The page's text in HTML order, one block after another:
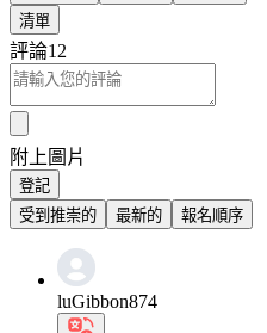
清單
評論12
附上圖片
登記
受到推崇的
最新的 報名順序
luGibbon874